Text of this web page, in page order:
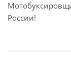
России!